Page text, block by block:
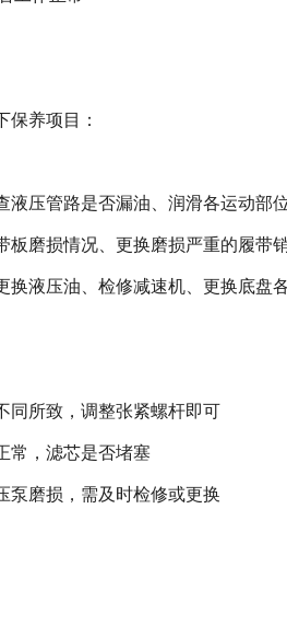
养项目：
液压管路是否漏油、润滑各运动部
板磨损情况、更换磨损严重的履带
换液压油、检修减速机、更换底盘
同所致，调整张紧螺杆即可
常，滤芯是否堵塞
泵磨损，需及时检修或更换